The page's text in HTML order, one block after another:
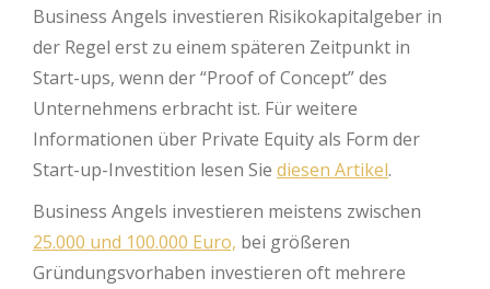
Business Angels investieren Risikokapitalgeber in
der Regel erst zu einem späteren Zeitpunkt in
Start-ups, wenn der “Proof of Concept” des
Unternehmens erbracht ist. Für weitere
Informationen über Private Equity als Form der
Start-up-Investition lesen Sie diesen Artikel.
Business Angels investieren meistens zwischen
25.000 und 100.000 Euro, bei größeren
Gründungsvorhaben investieren oft mehrere